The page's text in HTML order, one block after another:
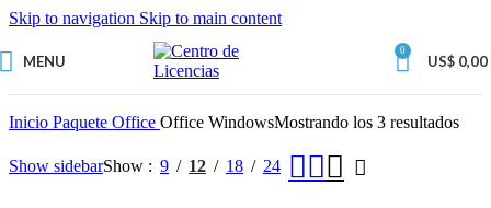
Skip to navigation Skip to main content
MENU
0
US$ 0,00
Inicio Paquete Office Office WindowsMostrando los 3 resultados
Show sidebarShow 9 12 18 24